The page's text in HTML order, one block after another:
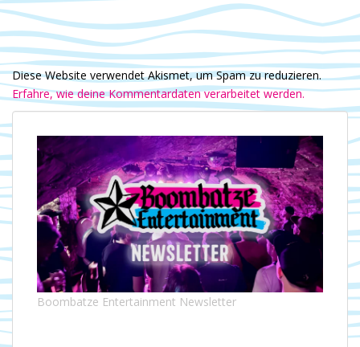
Diese Website verwendet Akismet, um Spam zu reduzieren.
Erfahre, wie deine Kommentardaten verarbeitet werden.
Boombatze Entertainment Newsletter